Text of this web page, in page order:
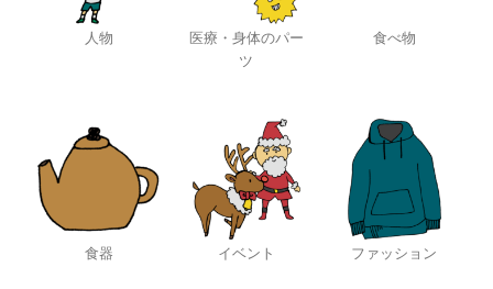
人物
医療・身体のパー
ツ
食べ物
食器 イベント ファッション